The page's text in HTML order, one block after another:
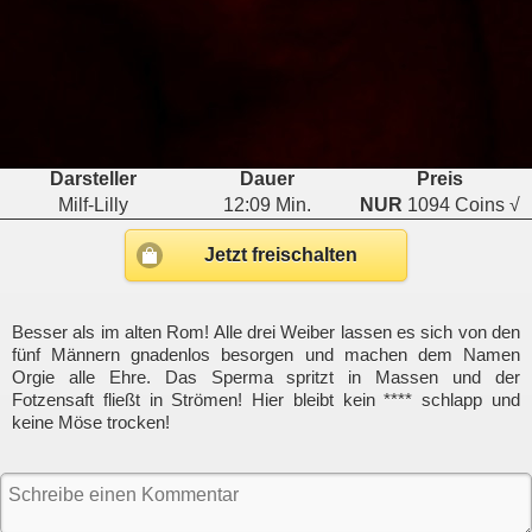
Darsteller Dauer
Preis
Milf-Lilly
12:09 Min. NUR 1094 Coins √
Jetzt freischalten
Besser als im alten Rom! Alle drei Weiber lassen es sich von den
fünf Männern gnadenlos besorgen und machen dem Namen
Orgie alle Ehre. Das Sperma spritzt in Massen und der
Fotzensaft fließt in Strömen! Hier bleibt kein **** schlapp und
keine Möse trocken!